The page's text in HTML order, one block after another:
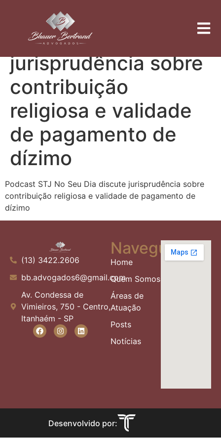
Podcast STJ No Seu
Dia discute
jurisprudência sobre
contribuição
religiosa e validade
de pagamento de
dízimo
Podcast STJ No Seu Dia discute jurisprudência sobre
contribuição religiosa e validade de pagamento de
dízimo
(13) 3422.2606
bb.advogados6@gmail.com
Av. Condessa de
Vimieiros, 750 - Centro,
Itanhaém - SP
Navegue
Home
Quem Somos
Áreas de
Atuação
Posts
Notícias
Desenvolvido por: